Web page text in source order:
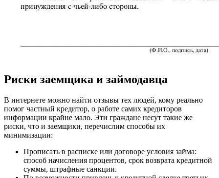
Риски заемщика и займодавца
В интернете можно найти отзывы тех людей, кому реально
помог частный кредитор, о работе самих кредиторов
информации крайне мало. Эти граждане несут такие же
риски, что и заемщики, перечислим способы их
минимизации:
Прописать в расписке или договоре условия займа:
способ начисления процентов, срок возврата кредитной
суммы, штрафные санкции.